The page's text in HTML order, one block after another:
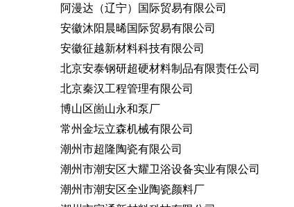
阿漫达（辽宁）国际贸易有限公司
安徽沐阳晨晞国际贸易有限公司
安徽征越新材料科技有限公司
北京安泰钢研超硬材料制品有限责任公司
北京秦汉工程管理有限公司
博山区崮山永和泵厂
常州金坛立森机械有限公司
潮州市超隆陶瓷有限公司
潮州市潮安区大耀卫浴设备实业有限公司
潮州市潮安区全业陶瓷颜料厂